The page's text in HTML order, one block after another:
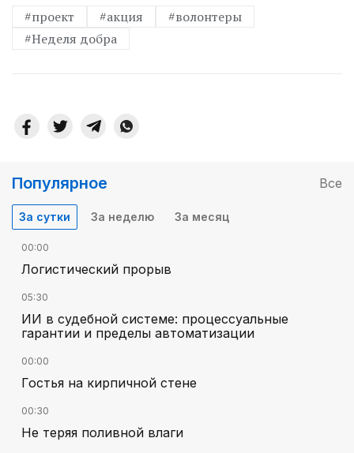
#проект
#акция
#волонтеры
#Неделя добра
Популярное Все
За сутки За неделю За месяц
00:00
Логистический прорыв
05:30
ИИ в судебной системе: процессуальные
гарантии и пределы автоматизации
00:00
Гостья на кирпичной стене
00:30
Не теряя поливной влаги